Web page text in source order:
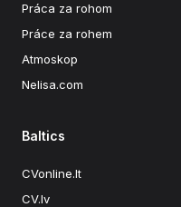
Práca za rohom
Práce za rohem
Atmoskop
Nelisa.com
Baltics
CVonline.lt
CV.lv